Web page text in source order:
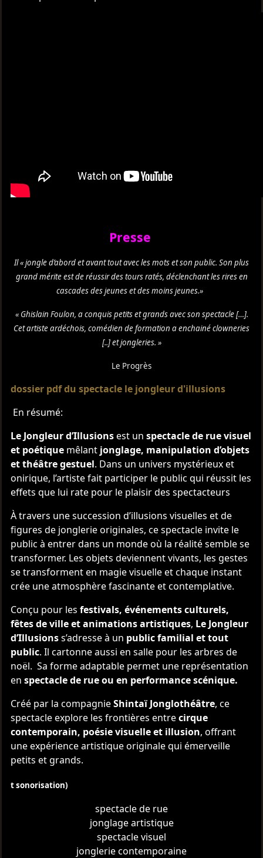
Presse
Il « jongle d’abord et avant tout avec les mots et son public. Son plus
grand mérite est de réussir des tours ratés, déclenchant les rires en
cascades des jeunes et des moins jeunes.»
« Ghislain Foulon, a conquis petits et grands avec son spectacle […].
Cet artiste ardéchois, comédien de formation a enchainé clowneries
[..] et jongleries. »
Le Progrès
dossier pdf du spectacle le jongleur d'illusions
En résumé:
Le Jongleur d’Illusionsest un spectacle de rue visuel
et poétique mêlant jonglage, manipulation d’objets
et théâtre gestuel. Dans un univers mystérieux et
onirique, l’artiste fait participer le public qui réussit les
effets que lui rate pour le plaisir des spectacteurs
À travers une succession d’illusions visuelles et de
figures de jonglerie originales, ce spectacle invite le
public à entrer dans un monde où la réalité semble se
transformer. Les objets deviennent vivants, les gestes
se transforment en magie visuelle et chaque instant
crée une atmosphère fascinante et contemplative.
Conçu pour les festivals, événements culturels,
fêtes de ville et animations artistiques, Le Jongleur
d’Illusionss’adresse à un public familial et tout
public. Il cartonne aussi en salle pour les arbres de
noël. Sa forme adaptable permet une représentation
en spectacle de rue ou en performance scénique.
Créé par la compagnieShintaï Jonglothéâtre, ce
spectacle explore les frontières entrecirque
contemporain, poésie visuelle et illusion, offrant
une expérience artistique originale qui émerveille
petits et grands.
t sonorisation)
spectacle de rue
jonglage artistique
spectacle visuel
jonglerie contemporaine